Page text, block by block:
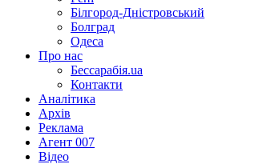
Білгород-Дністровський
Болград
Одеса
Про нас
Бессарабія.ua
Контакти
Аналітика
Архів
Реклама
Агент 007
Відео